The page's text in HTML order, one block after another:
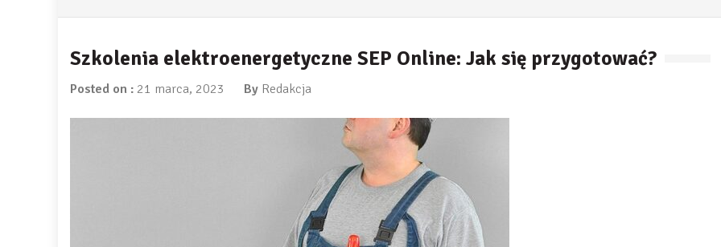
Szkolenia elektroenergetyczne SEP Online: Jak się przygotować?
Posted on : 21 marca, 2023 By Redakcja